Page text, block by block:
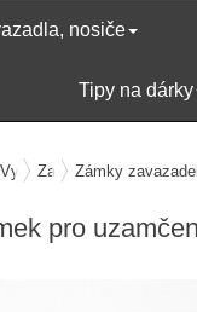
nosiče
Tipy na dárky
Vybavení motocyklu
Zabezpečení motocyklu
Zámky zavazadel
pro